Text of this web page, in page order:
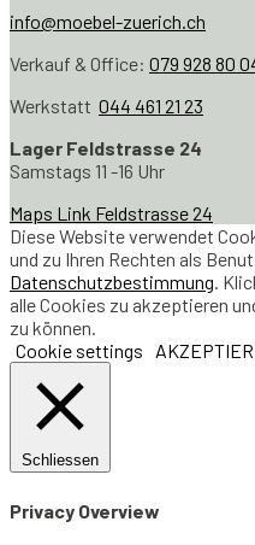
info@moebel-zuerich.ch
Verkauf & Office: 079 928 80
Werkstatt 044 461 21 23
Lager Feldstrasse 24
Samstags 11 -16 Uhr
Maps Link Feldstrasse 24
Diese Website verwendet
und zu Ihren Rechten als
Datenschutzbestimmung.
alle Cookies zu akzeptieren
zu können.
Cookie settings
Schliessen
Privacy Overview